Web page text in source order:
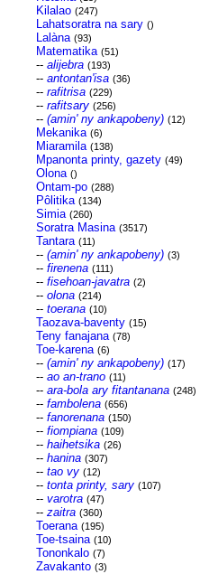
Kilalao (247)
Lahatsoratra na sary ()
Lalàna (93)
Matematika (51)
-- alijebra (193)
-- antontan'isa (36)
-- rafitrisa (229)
-- rafitsary (256)
-- (amin' ny ankapobeny) (12)
Mekanika (6)
Miaramila (138)
Mpanonta printy, gazety (49)
Olona ()
Ontam-po (288)
Pôlitika (134)
Simia (260)
Soratra Masina (3517)
Tantara (11)
-- (amin' ny ankapobeny) (3)
-- firenena (111)
-- fisehoan-javatra (2)
-- olona (214)
-- toerana (10)
Taozava-baventy (15)
Teny fanajana (78)
Toe-karena (6)
-- (amin' ny ankapobeny) (17)
-- ao an-trano (11)
-- ara-bola ary fitantanana (248)
-- fambolena (656)
-- fanorenana (150)
-- fiompiana (109)
-- haihetsika (26)
-- hanina (307)
-- tao vy (12)
-- tonta printy, sary (107)
-- varotra (47)
-- zaitra (360)
Toerana (195)
Toe-tsaina (10)
Tononkalo (7)
Zavakanto (3)